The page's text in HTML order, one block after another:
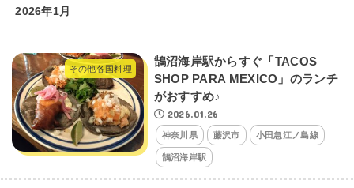
2026年1月
その他各国料理
鵠沼海岸駅からすぐ「TACOS
SHOP PARA MEXICO」のランチ
がおすすめ♪
2026.01.26
神奈川県 藤沢市 小田急江ノ島線
鵠沼海岸駅